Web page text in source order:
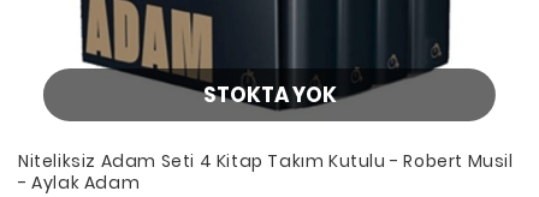
STOKTA YOK
Niteliksiz Adam Seti 4 Kitap Takım Kutulu - Robert Musil
- Aylak Adam